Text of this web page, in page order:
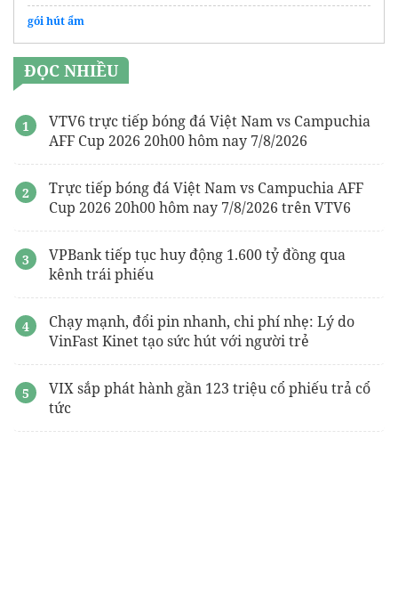
gói hút ẩm
ĐỌC NHIỀU
VTV6 trực tiếp bóng đá Việt Nam vs Campuchia
AFF Cup 2026 20h00 hôm nay 7/8/2026
Trực tiếp bóng đá Việt Nam vs Campuchia AFF
Cup 2026 20h00 hôm nay 7/8/2026 trên VTV6
VPBank tiếp tục huy động 1.600 tỷ đồng qua
kênh trái phiếu
Chạy mạnh, đổi pin nhanh, chi phí nhẹ: Lý do
VinFast Kinet tạo sức hút với người trẻ
VIX sắp phát hành gần 123 triệu cổ phiếu trả cổ
tức